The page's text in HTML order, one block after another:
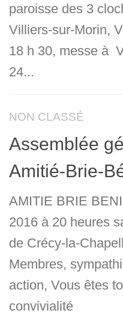
paroisse des 3
Villiers-sur-Morin,
18 h 30, messe à
24...
NON CLASSÉ
Assemblée
Amitié-Brie-
AMITIE BRIE
2016 à 20 heures
de Crécy-la-
Membres,
action, Vous êtes
convivialité